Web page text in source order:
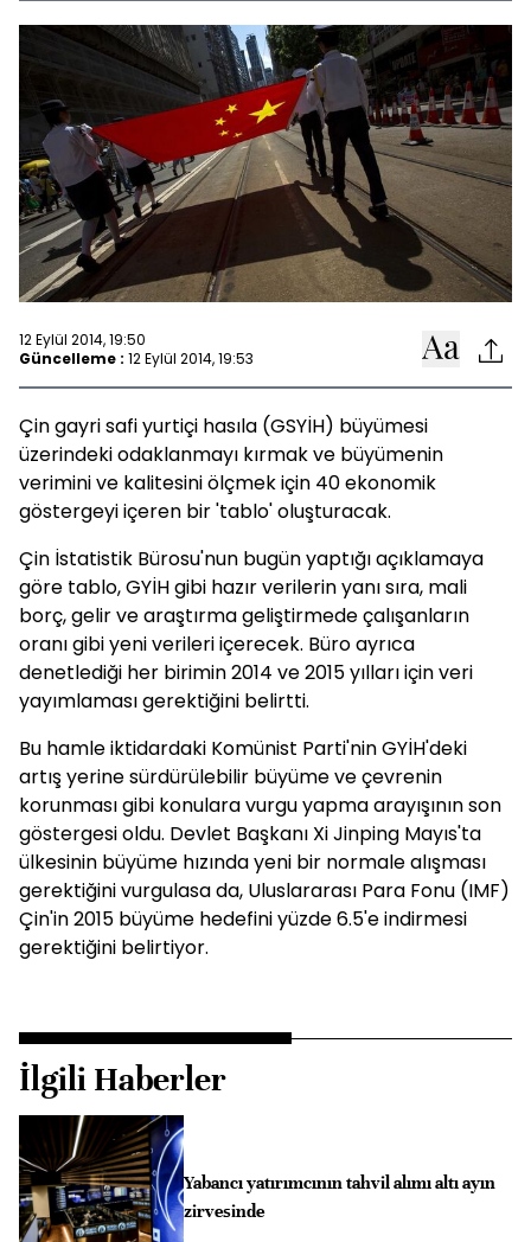
12 Eylül 2014, 19:50
Güncelleme : 12 Eylül 2014, 19:53
Çin gayri safi yurtiçi hasıla (GSYİH) büyümesi
üzerindeki odaklanmayı kırmak ve büyümenin
verimini ve kalitesini ölçmek için 40 ekonomik
göstergeyi içeren bir 'tablo' oluşturacak.
Çin İstatistik Bürosu'nun bugün yaptığı açıklamaya
göre tablo, GYİH gibi hazır verilerin yanı sıra, mali
borç, gelir ve araştırma geliştirmede çalışanların
oranı gibi yeni verileri içerecek. Büro ayrıca
denetlediği her birimin 2014 ve 2015 yılları için veri
yayımlaması gerektiğini belirtti.
Bu hamle iktidardaki Komünist Parti'nin GYİH'deki
artış yerine sürdürülebilir büyüme ve çevrenin
korunması gibi konulara vurgu yapma arayışının son
göstergesi oldu. Devlet Başkanı Xi Jinping Mayıs'ta
ülkesinin büyüme hızında yeni bir normale alışması
gerektiğini vurgulasa da, Uluslararası Para Fonu (IMF)
Çin'in 2015 büyüme hedefini yüzde 6.5'e indirmesi
gerektiğini belirtiyor.
İlgili Haberler
Yabancı yatırımcının tahvil alımı altı ayın
zirvesinde